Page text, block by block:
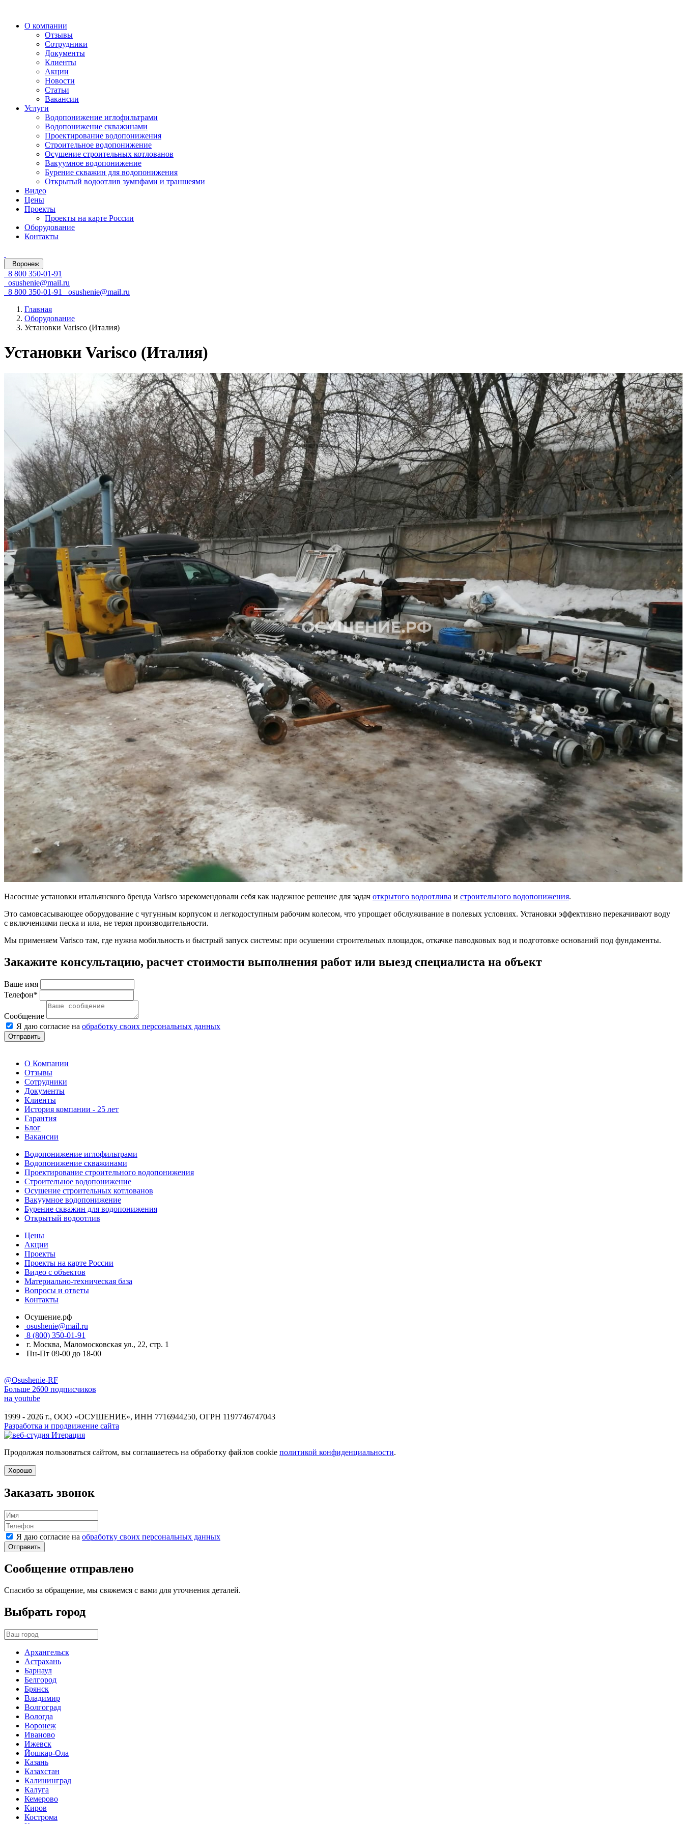
О компании
Отзывы
Сотрудники
Документы
Клиенты
Акции
Новости
Статьи
Вакансии
Услуги
Водопонижение иглофильтрами
Водопонижение скважинами
Проектирование водопонижения
Строительное водопонижение
Осушение строительных котлованов
Вакуумное водопонижение
Бурение скважин для водопонижения
Открытый водоотлив зумпфами и траншеями
Видео
Цены
Проекты
Проекты на карте России
Оборудование
Контакты
Воронеж
8 800 350-01-91
osushenie@mail.ru
8 800 350-01-91
osushenie@mail.ru
Главная
Оборудование
Установки Varisco (Италия)
Установки Varisco (Италия)
Насосные установки итальянского бренда Varisco зарекомендовали себя как надежное решение для задач открытого водоотлива и строительного водопонижения.
Это самовсасывающее оборудование с чугунным корпусом и легкодоступным рабочим колесом, что упрощает обслуживание в полевых условиях. Установки эффективно перекачивают воду
с включениями песка и ила, не теряя производительности.
Мы применяем Varisco там, где нужна мобильность и быстрый запуск системы: при осушении строительных площадок, откачке паводковых вод и подготовке оснований под фундаменты.
Закажите консультацию, расчет стоимости выполнения работ или выезд специалиста на объект
Ваше имя
Телефон*
Сообщение
Я даю согласие на обработку своих персональных данных
Отправить
О Компании
Отзывы
Сотрудники
Документы
Клиенты
История компании - 25 лет
Гарантия
Блог
Вакансии
Водопонижение иглофильтрами
Водопонижение скважинами
Проектирование строительного водопонижения
Строительное водопонижение
Осушение строительных котлованов
Вакуумное водопонижение
Бурение скважин для водопонижения
Открытый водоотлив
Цены
Акции
Проекты
Проекты на карте России
Видео с объектов
Материально-техническая база
Вопросы и ответы
Контакты
Осушение.рф
osushenie@mail.ru
8 (800) 350-01-91
г. Москва, Маломосковская ул., 22, стр. 1
Пн-Пт 09-00 до 18-00
@Osushenie-RF
Больше 2600 подписчиков
на youtube
1999 - 2026 г., ООО «ОСУШЕНИЕ», ИНН 7716944250, ОГРН 1197746747043
Разработка и продвижение сайта
Продолжая пользоваться сайтом, вы соглашаетесь на обработку файлов cookie политикой конфиденциальности.
Хорошо
Заказать звонок
Я даю согласие на обработку своих персональных данных
Отправить
Сообщение отправлено
Спасибо за обращение, мы свяжемся с вами для уточнения деталей.
Выбрать город
Архангельск
Астрахань
Барнаул
Белгород
Брянск
Владимир
Волгоград
Вологда
Воронеж
Иваново
Ижевск
Йошкар-Ола
Казань
Казахстан
Калининград
Калуга
Кемерово
Киров
Кострома